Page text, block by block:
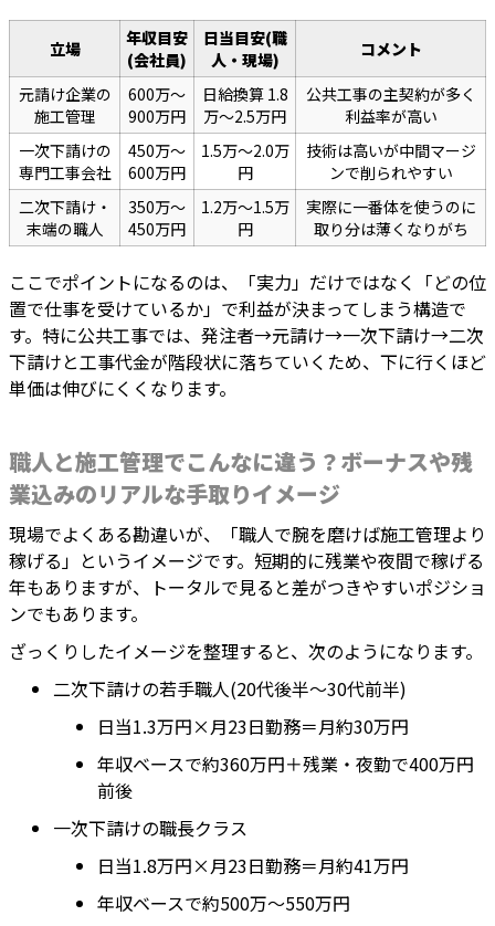
立場
年収目安
(会社員)
日当目安(職
人・現場)
コメント
元請け企業の
施工管理
600万～
900万円
日給換算 1.8
万～2.5万円
公共工事の主契約が多く
利益率が高い
一次下請けの
専門工事会社
450万～
600万円
1.5万～2.0万
円
技術は高いが中間マージ
ンで削られやすい
二次下請け・
末端の職人
350万～
450万円
1.2万～1.5万
円
実際に一番体を使うのに
取り分は薄くなりがち
ここでポイントになるのは、「実力」だけではなく「どの位
置で仕事を受けているか」で利益が決まってしまう構造で
す。特に公共工事では、発注者→元請け→一次下請け→二次
下請けと工事代金が階段状に落ちていくため、下に行くほど
単価は伸びにくくなります。
職人と施工管理でこんなに違う？ボーナスや残
業込みのリアルな手取りイメージ
現場でよくある勘違いが、「職人で腕を磨けば施工管理より
稼げる」というイメージです。短期的に残業や夜間で稼げる
年もありますが、トータルで見ると差がつきやすいポジショ
ンでもあります。
ざっくりしたイメージを整理すると、次のようになります。
二次下請けの若手職人(20代後半～30代前半)
日当1.3万円×月23日勤務＝月約30万円
年収ベースで約360万円＋残業・夜勤で400万円
前後
一次下請けの職長クラス
日当1.8万円×月23日勤務＝月約41万円
年収ベースで約500万～550万円